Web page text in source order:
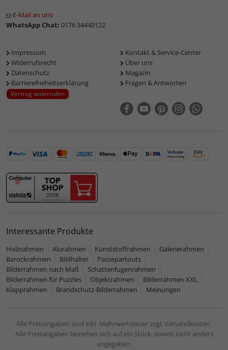
E-Mail an uns
WhatsApp Chat: 0176 34440122
Impressum
Widerrufsrecht
Datenschutz
Barrierefreiheitserklärung
Vertrag widerrufen
Kontakt & Service-Center
Über uns
Magazin
Fragen & Antworten
Interessante Produkte
Holzrahmen Alurahmen Kunststoffrahmen
Galerierahmen
Barockrahmen
Bildhalter
Passepartouts
Bilderrahmen nach Maß
Schattenfugenrahmen
Bilderrahmen für Puzzles
Objektrahmen
Bilderrahmen XXL
Klapprahmen
Brandschutz-Bilderrahmen Meinungen
Alle Preisangaben sind inkl. Mehrwertsteuer zzgl. Versandkosten.
Alle Preisangaben beziehen sich auf ein Stück, soweit nicht anders
angegeben.